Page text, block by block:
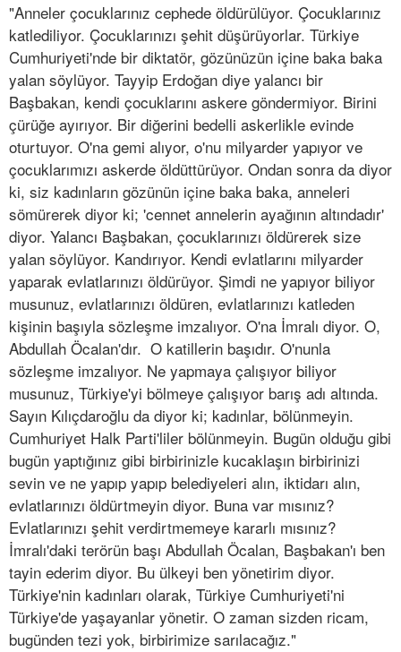
"Anneler çocuklarınız cephede öldürülüyor. Çocuklarınız
katlediliyor. Çocuklarınızı şehit düşürüyorlar. Türkiye
Cumhuriyeti'nde bir diktatör, gözünüzün içine baka baka
yalan söylüyor. Tayyip Erdoğan diye yalancı bir
Başbakan, kendi çocuklarını askere göndermiyor. Birini
çürüğe ayırıyor. Bir diğerini bedelli askerlikle evinde
oturtuyor. O'na gemi alıyor, o'nu milyarder yapıyor ve
çocuklarımızı askerde öldüttürüyor. Ondan sonra da diyor
ki, siz kadınların gözünün içine baka baka, anneleri
sömürerek diyor ki; 'cennet annelerin ayağının altındadır'
diyor. Yalancı Başbakan, çocuklarınızı öldürerek size
yalan söylüyor. Kandırıyor. Kendi evlatlarını milyarder
yaparak evlatlarınızı öldürüyor. Şimdi ne yapıyor biliyor
musunuz, evlatlarınızı öldüren, evlatlarınızı katleden
kişinin başıyla sözleşme imzalıyor. O'na İmralı diyor. O,
Abdullah Öcalan'dır. O katillerin başıdır. O'nunla
sözleşme imzalıyor. Ne yapmaya çalışıyor biliyor
musunuz, Türkiye'yi bölmeye çalışıyor barış adı altında.
Sayın Kılıçdaroğlu da diyor ki; kadınlar, bölünmeyin.
Cumhuriyet Halk Parti'liler bölünmeyin. Bugün olduğu gibi
bugün yaptığınız gibi birbirinizle kucaklaşın birbirinizi
sevin ve ne yapıp yapıp belediyeleri alın, iktidarı alın,
evlatlarınızı öldürtmeyin diyor. Buna var mısınız?
Evlatlarınızı şehit verdirtmemeye kararlı mısınız?
İmralı'daki terörün başı Abdullah Öcalan, Başbakan'ı ben
tayin ederim diyor. Bu ülkeyi ben yönetirim diyor.
Türkiye'nin kadınları olarak, Türkiye Cumhuriyeti'ni
Türkiye'de yaşayanlar yönetir. O zaman sizden ricam,
bugünden tezi yok, birbirimize sarılacağız."